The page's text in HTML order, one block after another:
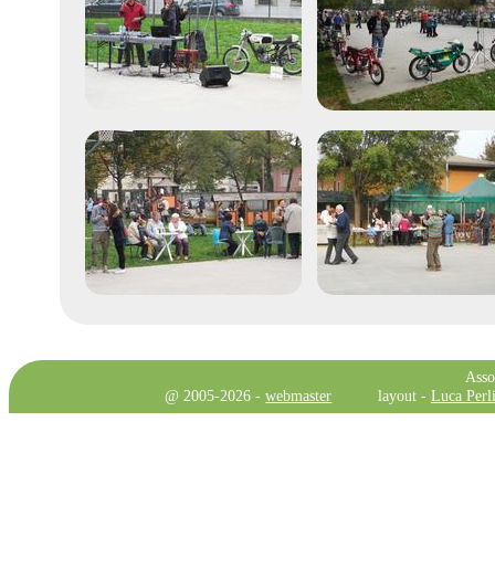
@ 2005-2026 -webmaster layout - Luca